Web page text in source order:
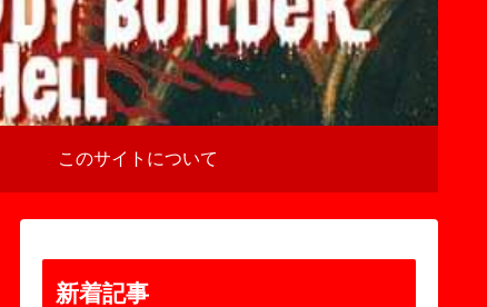
このサイトについて
新着記事